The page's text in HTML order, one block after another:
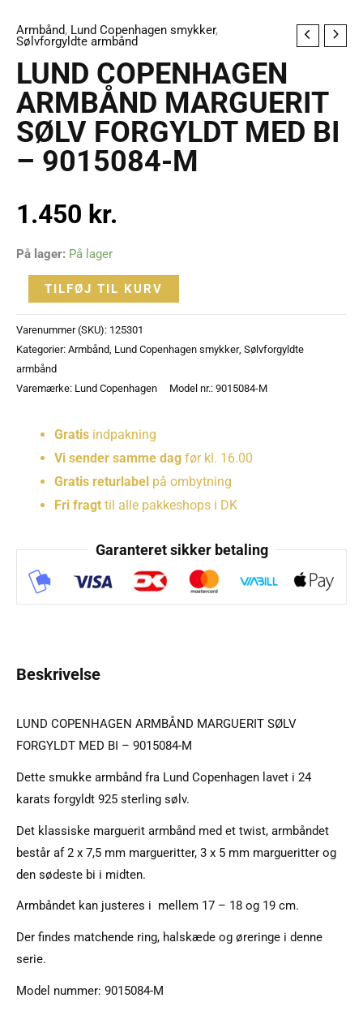
Armbånd, Lund Copenhagen smykker,
Sølvforgyldte armbånd
LUND COPENHAGEN
ARMBÅND MARGUERIT
SØLV FORGYLDT MED BI
– 9015084-M
1.450 kr.
På lager: På lager
LUND
ARMBÅND
MARGUERIT
SØLV
FORGYLDT
MED
-
M
antal
TILFØJ TIL KURV
Varenummer (SKU): 125301
Kategorier: Armbånd Lund Copenhagen smykker, Sølvforgyldte
armbånd
Varemærke: Lund Copenhagen Model nr.: 9015084-M
Gratis indpakning
Vi sender samme dag før kl. 16.00
Gratis returlabel på ombytning
Fri fragt til alle pakkeshops i DK
Garanteret sikker betaling
Beskrivelse
LUND COPENHAGEN ARMBÅND MARGUERIT SØLV
FORGYLDT MED BI – 9015084-M
Dette smukke armbånd fra Lund Copenhagen lavet i 24
karats forgyldt 925 sterling sølv.
Det klassiske marguerit armbånd med et twist, armbåndet
består af 2 x 7,5 mm margueritter, 3 x 5 mm margueritter og
den sødeste bi i midten.
Armbåndet kan justeres i mellem 17 – 18 og 19 cm.
Der findes matchende ring, halskæde og øreringe i denne
serie.
Model nummer: 9015084-M